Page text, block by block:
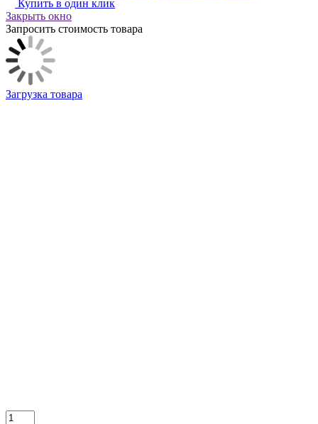
Купить в один клик
Закрыть окно
Запросить стоимость товара
Загрузка товара